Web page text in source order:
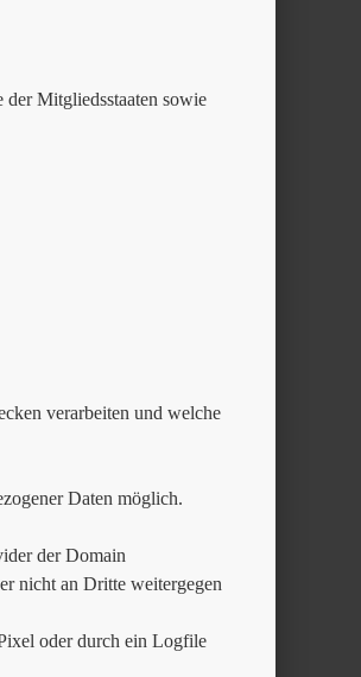
der Mitgliedsstaaten sowie
verarbeiten und welche
Daten möglich.
der Domain
nicht an Dritte weitergegen
oder durch ein Logfile